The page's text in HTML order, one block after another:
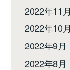
2022年11月
2022年10月
2022年9月
2022年8月